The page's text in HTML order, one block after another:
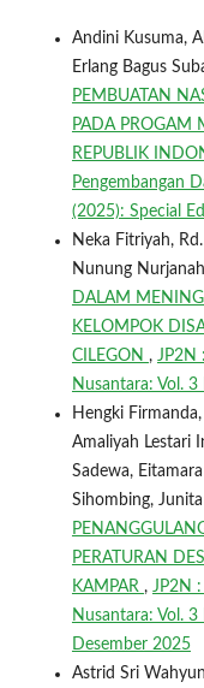
Andini Kusuma,
Erlang Bagus
PEMBUATAN
PADA PROGAM
REPUBLIK
Pengembangan
(2025): Special
Neka Fitriyah,
Nunung
DALAM
KELOMPOK
CILEGON , JP2N
Nusantara: Vol.
Hengki
Amaliyah Lestari
Sadewa,
Sihombing,
PERATURAN
KAMPAR , JP2N
Nusantara: Vol.
Desember 2025
Astrid Sri